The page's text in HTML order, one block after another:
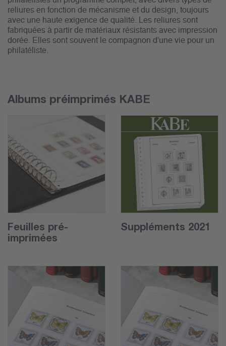
reliures en fonction de mécanisme et du design, toujours
avec une haute exigence de qualité. Les reliures sont
fabriquées à partir de matériaux résistants avec impression
dorée. Elles sont souvent le compagnon d'une vie pour un
philatéliste.
Albums préimprimés KABE
Feuilles pré-
imprimées
Suppléments 2021